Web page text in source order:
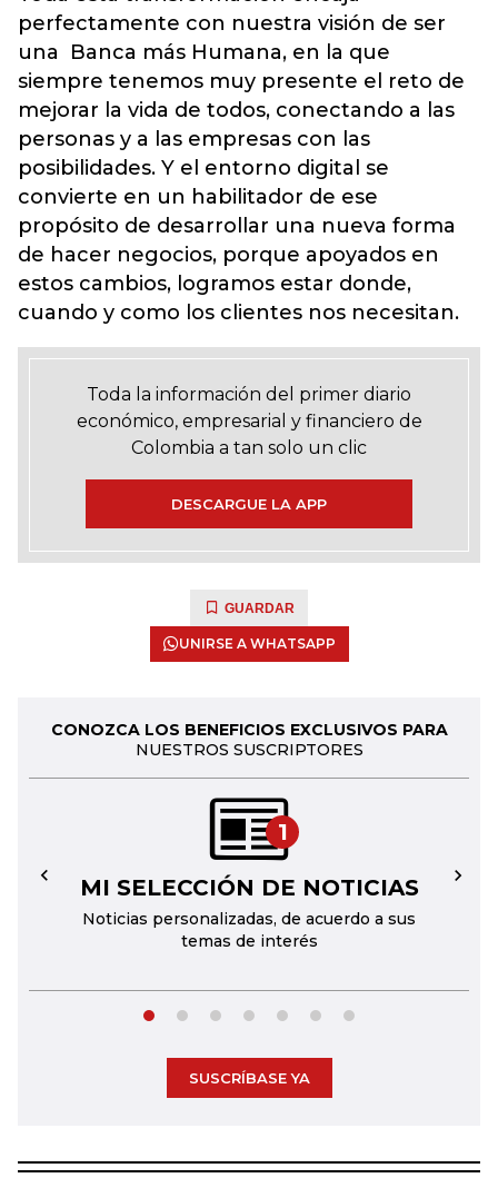
perfectamente con nuestra visión de ser
una Banca más Humana, en la que
siempre tenemos muy presente el reto de
mejorar la vida de todos, conectando a las
personas y a las empresas con las
posibilidades. Y el entorno digital se
convierte en un habilitador de ese
propósito de desarrollar una nueva forma
de hacer negocios, porque apoyados en
estos cambios, logramos estar donde,
cuando y como los clientes nos necesitan.
Toda la información del primer diario
económico, empresarial y financiero de
Colombia a tan solo un clic
DESCARGUE LA APP
GUARDAR
UNIRSE A WHATSAPP
CONOZCA LOS BENEFICIOS EXCLUSIVOS PARA
NUESTROS SUSCRIPTORES
1
MI SELECCIÓN DE NOTICIAS
Noticias personalizadas, de acuerdo a sus
temas de interés
← →
SUSCRÍBASE YA